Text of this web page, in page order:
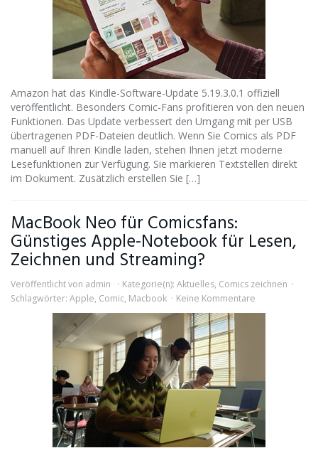
Amazon hat das Kindle-Software-Update 5.19.3.0.1 offiziell
veröffentlicht. Besonders Comic-Fans profitieren von den neuen
Funktionen. Das Update verbessert den Umgang mit per USB
übertragenen PDF-Dateien deutlich. Wenn Sie Comics als PDF
manuell auf Ihren Kindle laden, stehen Ihnen jetzt moderne
Lesefunktionen zur Verfügung. Sie markieren Textstellen direkt
im Dokument. Zusätzlich erstellen Sie […]
MacBook Neo für Comicsfans:
Günstiges Apple-Notebook für Lesen,
Zeichnen und Streaming?
Veröffentlicht von admin Kategorie(n): Aktuelles, Comics zeichnen
Schlagwörter: Apple, Comic, Macbook Keine Kommentare